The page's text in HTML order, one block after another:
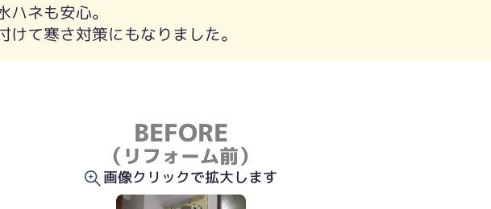
ネも安心。
て寒さ対策にもなりました。
BEFORE
（リフォーム前）
画像クリックで拡大します